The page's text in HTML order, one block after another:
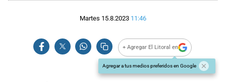
Martes 15.8.2023 11:46
+ Agregar El Litoral en
Agregar a tus medios preferidos en Google